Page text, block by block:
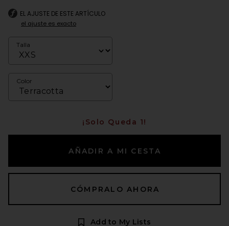
EL AJUSTE DE ESTE ARTÍCULO
el ajuste es exacto
Talla
Color
¡Solo Queda 1!
AÑADIR A MI CESTA
CÓMPRALO AHORA
Add to My Lists